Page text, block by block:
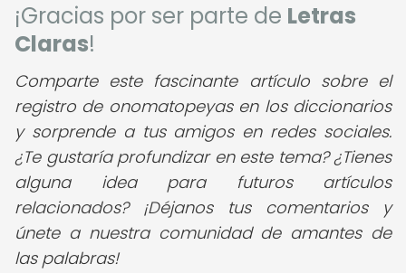
¡Gracias por ser parte de Letras
Claras!
Comparte este fascinante artículo sobre el
registro de onomatopeyas en los diccionarios
y sorprende a tus amigos en redes sociales.
¿Te gustaría profundizar en este tema? ¿Tienes
alguna idea para futuros artículos
relacionados? ¡Déjanos tus comentarios y
únete a nuestra comunidad de amantes de
las palabras!